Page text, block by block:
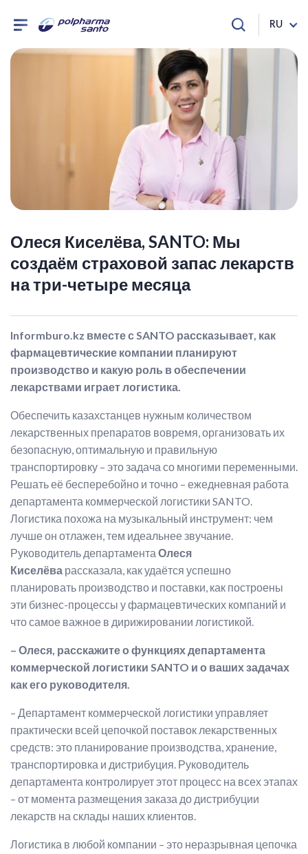
RU
Олеся Киселёва, SANTO: Мы
создаём страховой запас лекарств
на три-четыре месяца
Informburo.kz вместе с SANTO рассказывает, как
фармацевтические компании планируют
производство и какую роль в обеспечении
лекарствами играет логистика.
Обеспечить казахстанцев нужным количеством
лекарственных препаратов вовремя, организовать их
безопасную, оптимальную и правильную
транспортировку – это задача со многими переменными.
Решать её бесперебойно и точно – ежедневная работа
департамента коммерческой логистики SANTO.
Логистика похожа на музыкальный инструмент: чем
лучше он отлажен, тем идеальнее звучание.
Руководитель департамента Олеся
Киселёва рассказала, как удаётся успешно
планировать производство и поставки, как построены
эти бизнес-процессы у фармацевтических компаний и
что самое важное в дирижировании логистикой.
– Олеся, расскажите о функциях департамента
коммерческой логистики SANTO и о ваших задачах
как его руководителя.
– Департамент коммерческой логистики управляет
практически всей цепочкой поставок лекарственных
средств: это планирование производства, хранение,
транспортировка и дистрибуция. Руководитель
департамента контролирует этот процесс на всех этапах
– от момента размещения заказа до дистрибуции
лекарств на склады наших клиентов.
Логистика в любой компании – это неразрывная цепочка